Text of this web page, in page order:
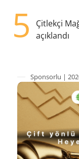
5
Çitlekçi
açıklandı
Sponsorlu |